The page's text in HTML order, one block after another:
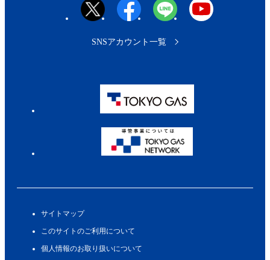
サイトマップ
このサイトのご利用について
個人情報のお取り扱いについて
SNSアカウント一覧